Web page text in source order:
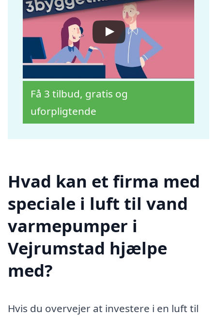
Få 3 tilbud, gratis og
uforpligtende
Hvad kan et firma med
speciale i luft til vand
varmepumper i
Vejrumstad hjælpe
med?
Hvis du overvejer at investere i en luft til